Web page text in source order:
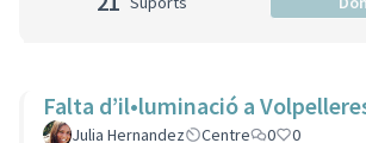
Falta d’il•luminació a
Julia Hernandez Centre 0 0